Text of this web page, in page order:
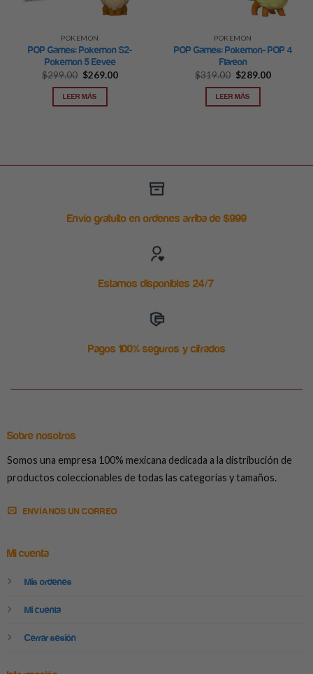
POKEMON
POP Games: Pokemon S2-
Pokemon 5 Eevee
$299.00 $269.00
LEER MÁS
POKEMON
POP Games: Pokemon- POP 4
Flareon
$319.00 $289.00
LEER MÁS
Envío gratuito en ordenes arriba de $999
Estamos disponibles 24/7
Pagos 100% seguros y cifrados
Sobre nosotros
Somos una empresa 100% mexicana dedicada a la distribución de
productos coleccionables de todas las categorías y tamaños.
ENVÍANOS UN CORREO
Mi cuenta
Mis ordenes
Mi cuenta
Cerrar sesión